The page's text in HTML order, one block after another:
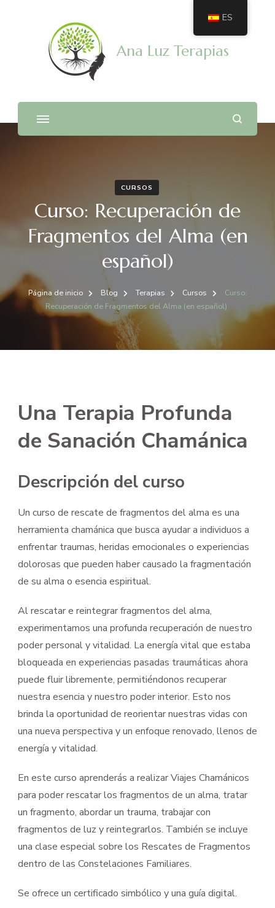
Ana Luz Terapias
CURSOS
Curso: Recuperación de
Fragmentos del Alma (en
español)
Página de inicio Blog Terapias Cursos
Curso:
Recuperación de Fragmentos del Alma (en español)
Una Terapia Profunda
de Sanación Chamánica
Descripción del curso
Un curso de rescate de fragmentos del alma es una
herramienta chamánica que busca ayudar a individuos a
enfrentar traumas, heridas emocionales o experiencias
dolorosas que pueden haber causado la fragmentación
de su alma o esencia espiritual.
Al rescatar e reintegrar fragmentos del alma,
experimentamos una profunda recuperación de nuestro
poder personal y vitalidad. La energía vital que estaba
bloqueada en experiencias pasadas traumáticas ahora
puede fluir libremente, permitiéndonos recuperar
nuestra esencia y nuestro poder interior. Esto nos
brinda la oportunidad de reorientar nuestras vidas con
una nueva perspectiva y un enfoque renovado, llenos de
energía y vitalidad.
En este curso aprenderás a realizar Viajes Chamánicos
para poder rescatar los fragmentos de un alma, tratar
un fragmento, abordar un trauma, trabajar con
fragmentos de luz y reintegrarlos. También se incluye
una clase especial sobre los Rescates de Fragmentos
dentro de las Constelaciones Familiares.
Se ofrece un certificado simbólico y una guía digital.
ES